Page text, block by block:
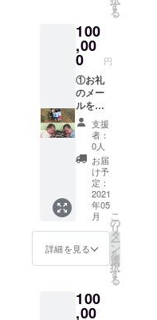
ラウド
ファン
ディン
グ終了
後に
ZOOM
のURL
をお送
りいた
しま
す。
援の現
状や、
多胎家
わる際
に知っ
ておき
たいこ
とをお
話し
し、直
接質疑
応答の
時間も
設けま
す。 ご
質問が
ある方
いただ
けます
いただ
きます
（文字
中また
は小サ
イ
ズ）。
③双子
からの
手書き
のお礼
状をお
送りい
たしま
す。 ※
備考欄
に記載
する個
人のお
くださ
い（企
す
る
100
,00
0 円
①お礼
のメー
ルをお
送りい
たしま
す。②
ご希望
の方の
み、お
名前を
関東多
胎ネッ
トの
ウェブ
サイト
いただ
きます
支援
者：
0人
お届
け予
定：
2021
年05
月
詳細を見る
こ
の
リ
タ
ー
ン
を
選
択
す
る
100
,00